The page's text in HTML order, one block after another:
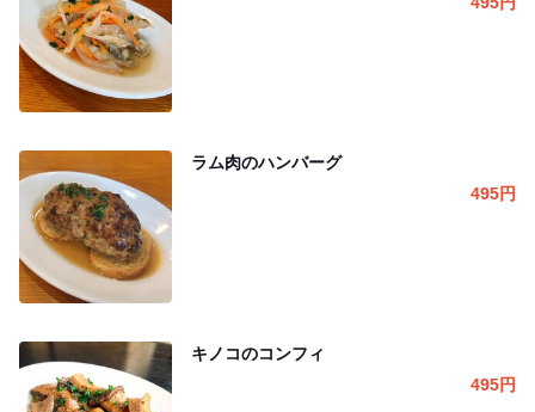
ラム肉のハンバーグ
495円
キノコのコンフィ
495円